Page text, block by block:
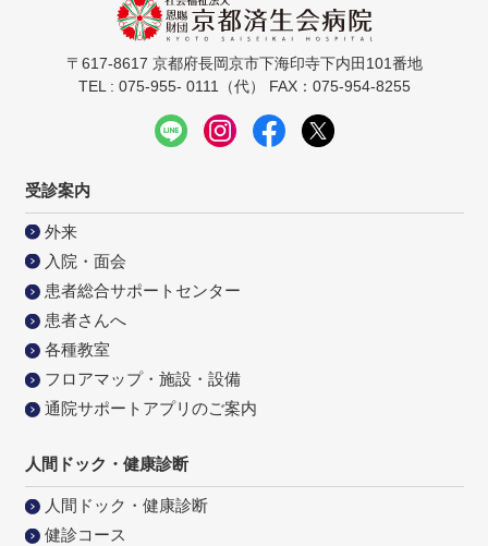
〒617-8617 京都府長岡京市下海印寺下内田101番地
TEL : 075-955- 0111（代） FAX：075-954-8255
受診案内
外来
入院・面会
患者総合サポートセンター
患者さんへ
各種教室
フロアマップ・施設・設備
通院サポートアプリのご案内
人間ドック・健康診断
人間ドック・健康診断
健診コース